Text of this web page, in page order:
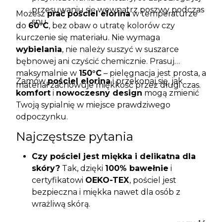
przesuwaniu się wewnątrz poszwy podczas
snu.
Możeszprać pościel elorinaw temperaturze
do 60°C, bez obaw o utratę kolorów czy
kurczenie się materiału. Nie wymaga
wybielania, nie należy suszyć w suszarce
bębnowej ani czyścić chemicznie. Prasuj
maksymalnie w 150°C – pielęgnacja jest prosta, a
materiał zachowuje miękkość przez długi czas.
Zamówpościel elorinai przekonaj się, jak
komfort i nowoczesny design mogą zmienić
Twoją sypialnię w miejsce prawdziwego
odpoczynku.
Najczęstsze pytania
Czy pościel jest miękka i delikatna dla
skóry? Tak, dzięki 100% bawełnie i
certyfikatowi OEKO-TEX, pościel jest
bezpieczna i miękka nawet dla osób z
wrażliwą skórą.